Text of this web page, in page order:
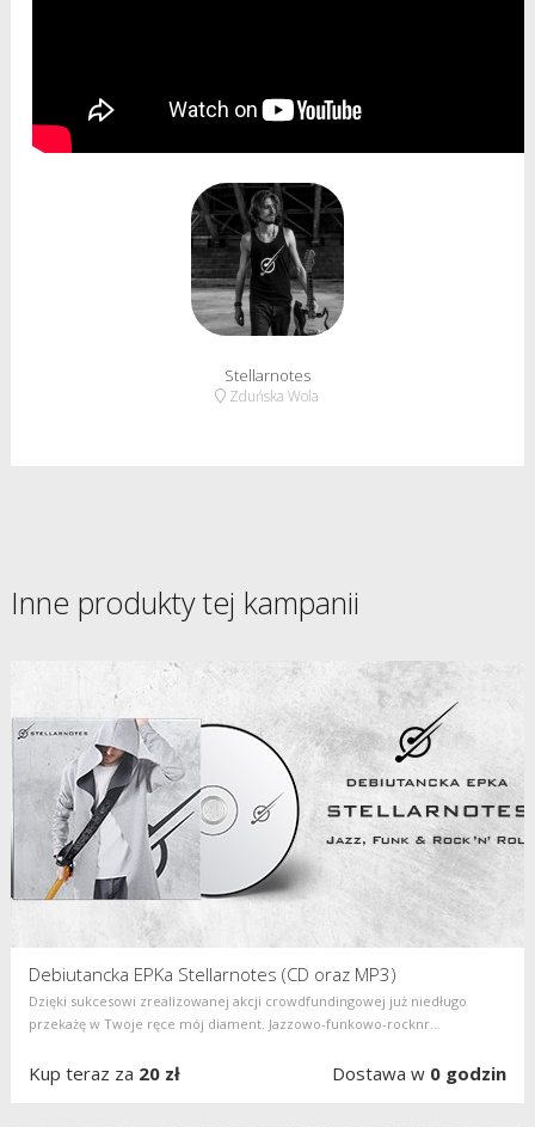
Stellarnotes
Zduńska Wola
Inne produkty tej kampanii
Debiutancka EPKa Stellarnotes (CD oraz MP3)
​Dzięki sukcesowi zrealizowanej akcji crowdfundingowej już niedługo
przekażę w Twoje ręce mój diament. Jazzowo-funkowo-rocknr...
Kup teraz za 20 zł Dostawa w 0 godzin